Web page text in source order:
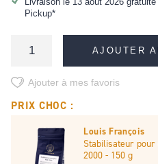
Pickup*
AJOUTER
Ajouter à mes favoris
PRIX CHOC :
Louis François
Stabilisateur pour
2000 - 150 g